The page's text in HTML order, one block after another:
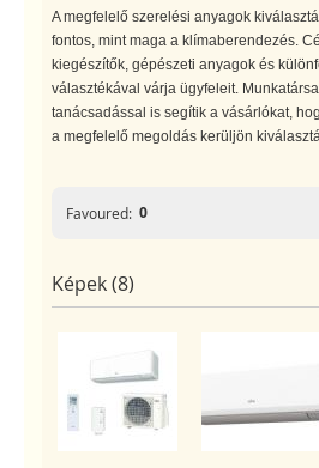
A megfelelő szerelési anyagok
fontos, mint maga a klímaberendezés.
kiegészítők, gépészeti anyagok és
választékával várja ügyfeleit.
tanácsadással is segítik a vásárlókat,
a megfelelő megoldás kerüljön
Favoured: 0
Képek (8)